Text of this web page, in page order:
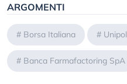
ARGOMENTI
# Borsa Italiana # Unipol
# Banca Farmafactoring SpA